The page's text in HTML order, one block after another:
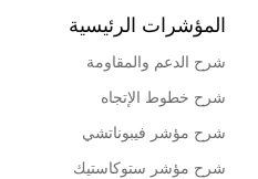
المؤشرات الرئيسية
شرح الدعم والمقاومة
شرح خطوط الإتجاه
شرح مؤشر فيبوناتشي
شرح مؤشر ستوكاستيك